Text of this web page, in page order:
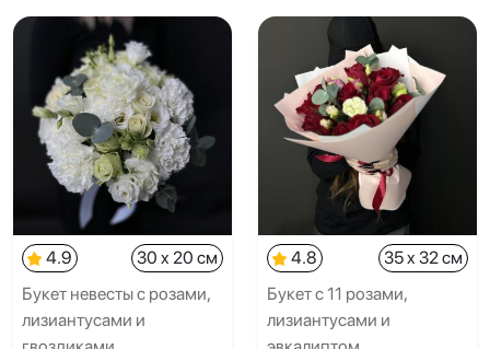
4.9
30 x 20 см
Букет невесты с розами,
лизиантусами и
4.8
35 x 32 см
Букет с 11 розами,
лизиантусами и